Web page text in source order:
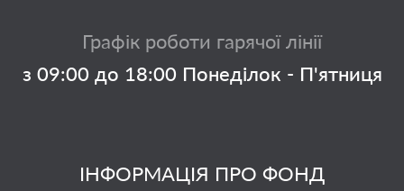
ІНФОРМАЦІЯ ПРО ФОНД
Графік роботи гарячої лінії
з 09:00 до 18:00 Понеділок - П'ятниця